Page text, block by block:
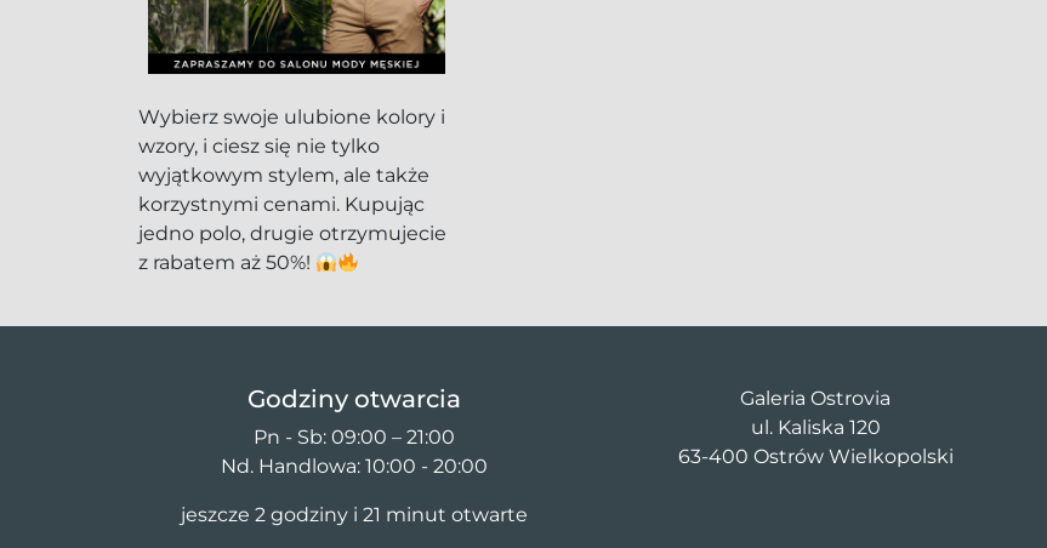
Wybierz swoje ulubione kolory i
wzory, i ciesz się nie tylko
wyjątkowym stylem, ale także
korzystnymi cenami. Kupując
jedno polo, drugie otrzymujecie
z rabatem aż 50%!
Godziny otwarcia
Pn - Sb: 09:00 – 21:00
Nd. Handlowa: 10:00 - 20:00
jeszcze 2 godziny i 21 minut otwarte
Galeria Ostrovia
ul. Kaliska 120
63-400 Ostrów Wielkopolski